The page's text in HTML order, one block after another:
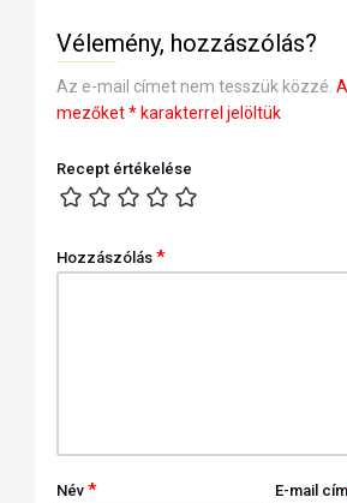
Vélemény, hozzászólás?
Az e-mail címet nem tesszük közzé.
mezőket*karakterrel jelöltük
Recept értékelése
Hozzászólás *
Név * E-mail